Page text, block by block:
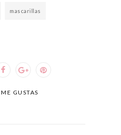
mascarillas
GUSTAS